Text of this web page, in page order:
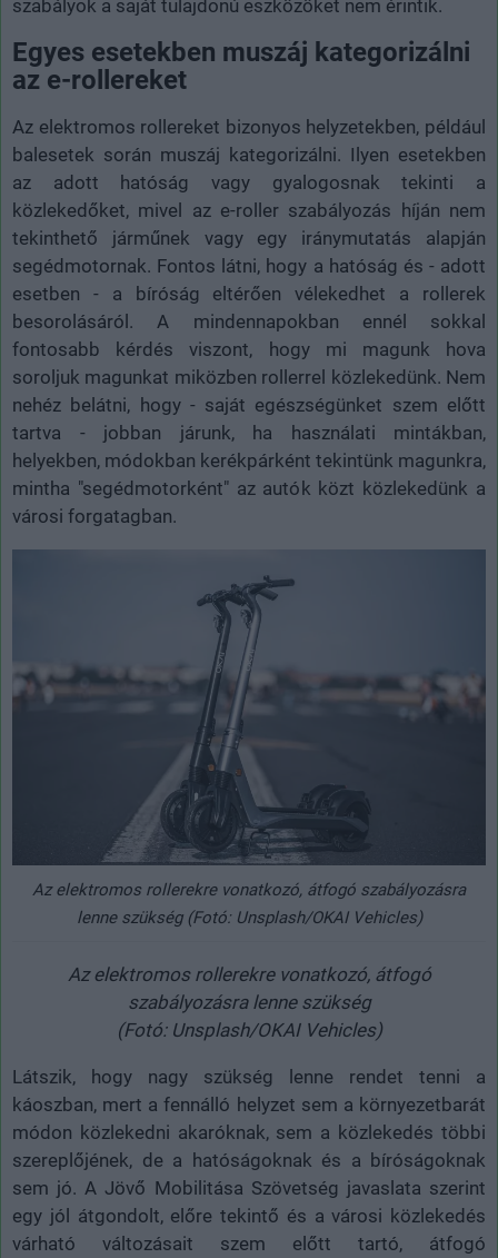
szabályok a saját tulajdonú eszközöket nem érintik.
Egyes esetekben muszáj kategorizálni
az e-rollereket
Az elektromos rollereket bizonyos helyzetekben, például
balesetek során muszáj kategorizálni. Ilyen esetekben
az adott hatóság vagy gyalogosnak tekinti a
közlekedőket, mivel az e-roller szabályozás híján nem
tekinthető járműnek vagy egy iránymutatás alapján
segédmotornak. Fontos látni, hogy a hatóság és - adott
esetben - a bíróság eltérően vélekedhet a rollerek
besorolásáról. A mindennapokban ennél sokkal
fontosabb kérdés viszont, hogy mi magunk hova
soroljuk magunkat miközben rollerrel közlekedünk. Nem
nehéz belátni, hogy - saját egészségünket szem előtt
tartva - jobban járunk, ha használati mintákban,
helyekben, módokban kerékpárként tekintünk magunkra,
mintha "segédmotorként" az autók közt közlekedünk a
városi forgatagban.
Az elektromos rollerekre vonatkozó, átfogó szabályozásra
lenne szükség (Fotó: Unsplash/OKAI Vehicles)
Az elektromos rollerekre vonatkozó, átfogó
szabályozásra lenne szükség
(Fotó: Unsplash/OKAI Vehicles)
Látszik, hogy nagy szükség lenne rendet tenni a
káoszban, mert a fennálló helyzet sem a környezetbarát
módon közlekedni akaróknak, sem a közlekedés többi
szereplőjének, de a hatóságoknak és a bíróságoknak
sem jó. A Jövő Mobilitása Szövetség javaslata szerint
egy jól átgondolt, előre tekintő és a városi közlekedés
várható változásait szem előtt tartó, átfogó